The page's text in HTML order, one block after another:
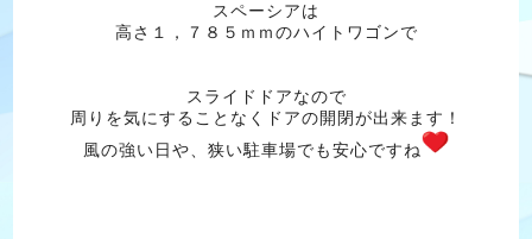
スペーシアは
高さ１，７８５ｍｍのハイトワゴンで
スライドドアなので
周りを気にすることなくドアの開閉が出来ます！
風の強い日や、狭い駐車場でも安心ですね